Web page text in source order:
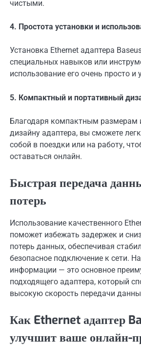
чистыми.
4. Простота установки и
Установка Ethernet адаптера
специальных навыков или
использование его очень просто и
5. Компактный и портативный
Благодаря компактным размерам
дизайну адаптера, вы сможете
собой в поездки или на работу,
оставаться онлайн.
Быстрая передача
потерь
Использование качественного
поможет избежать задержек и
потерь данных, обеспечивая
безопасное подключение к сети.
информации — это основное
подходящего адаптера, который
высокую скорость передачи
Как Ethernet адаптер
улучшит ваше онлайн-